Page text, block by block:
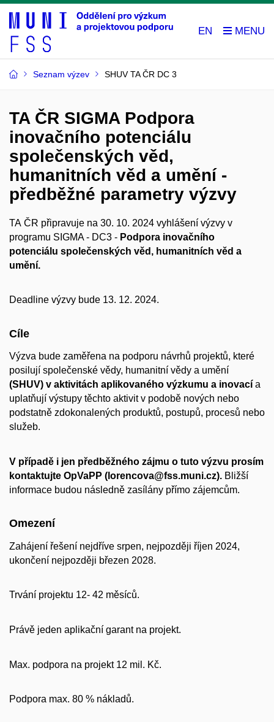
EN
Seznam výzev SHUV TA ČR DC 3
TA ČR SIGMA Podpora
inovačního potenciálu
společenských věd,
humanitních věd a umění -
předběžné parametry výzvy
TA ČR připravuje na 30. 10. 2024 vyhlášení výzvy v
programu SIGMA - DC3 - Podpora inovačního
potenciálu společenských věd, humanitních věd a
umění.
Deadline výzvy bude 13. 12. 2024.
Cíle
Výzva bude zaměřena na podporu návrhů projektů, které
posilují společenské vědy, humanitní vědy a umění
(SHUV) v aktivitách aplikovaného výzkumu a inovací a
uplatňují výstupy těchto aktivit v podobě nových nebo
podstatně zdokonalených produktů, postupů, procesů nebo
služeb.
V případě i jen předběžného zájmu o tuto výzvu prosím
kontaktujte OpVaPP (lorencova@fss.muni.cz). Bližší
informace budou následně zasílány přímo zájemcům.
Omezení
Zahájení řešení nejdříve srpen, nejpozději říjen 2024,
ukončení nejpozději březen 2028.
Trvání projektu 12- 42 měsíců.
Právě jeden aplikační garant na projekt.
Max. podpora na projekt 12 mil. Kč.
Podpora max. 80 % nákladů.